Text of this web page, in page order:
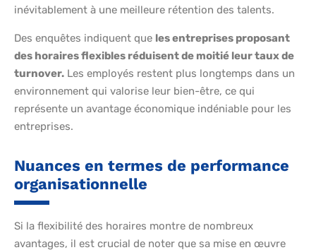
inévitablement à une meilleure rétention des talents.
Des enquêtes indiquent que les entreprises proposant
des horaires flexibles réduisent de moitié leur taux de
turnover. Les employés restent plus longtemps dans un
environnement qui valorise leur bien-être, ce qui
représente un avantage économique indéniable pour les
entreprises.
Nuances en termes de performance
organisationnelle
Si la flexibilité des horaires montre de nombreux
avantages, il est crucial de noter que sa mise en œuvre